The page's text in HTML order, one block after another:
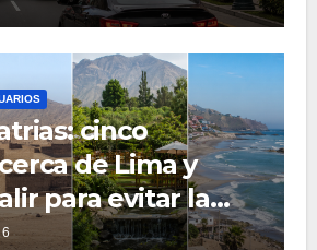
cinco
de Lima y
para evitar la